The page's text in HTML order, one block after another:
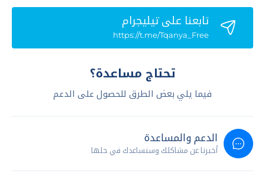
تابعنا علي تيليجرام
https://t.me/Tqanya_Free
تحتاج مساعدة؟
فيما يلي بعض الطرق للحصول على الدعم
الدعم والمساعدة
أخبرنا عن مشاكلك وسنساعدك في حلها